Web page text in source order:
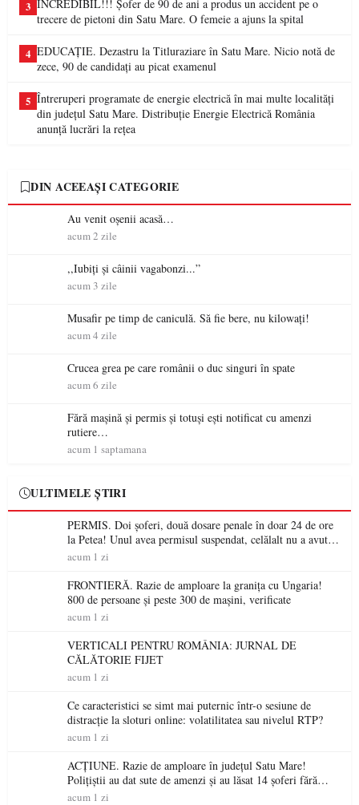
3 INCREDIBIL!!! Șofer de 90 de ani a produs un accident pe o
trecere de pietoni din Satu Mare. O femeie a ajuns la spital
4 EDUCAȚIE. Dezastru la Titluraziare în Satu Mare. Nicio notă de
zece, 90 de candidați au picat examenul
5 Întreruperi programate de energie electrică în mai multe localități
din județul Satu Mare. Distribuție Energie Electrică România
anunță lucrări la rețea
DIN ACEEAȘI CATEGORIE
Au venit oșenii acasă…
acum 2 zile
,,Iubiți și câinii vagabonzi...”
acum 3 zile
Musafir pe timp de caniculă. Să fie bere, nu kilowați!
acum 4 zile
Crucea grea pe care românii o duc singuri în spate
acum 6 zile
Fără mașină și permis și totuși ești notificat cu amenzi
rutiere…
acum 1 saptamana
ULTIMELE ȘTIRI
PERMIS. Doi șoferi, două dosare penale în doar 24 de ore
la Petea! Unul avea permisul suspendat, celălalt nu a avut
niciodată permis
acum 1 zi
FRONTIERĂ. Razie de amploare la granița cu Ungaria!
800 de persoane și peste 300 de mașini, verificate
acum 1 zi
VERTICALI PENTRU ROMÂNIA: JURNAL DE
CĂLĂTORIE FIJET
acum 1 zi
Ce caracteristici se simt mai puternic într-o sesiune de
distracție la sloturi online: volatilitatea sau nivelul RTP?
acum 1 zi
ACȚIUNE. Razie de amploare în județul Satu Mare!
Polițiștii au dat sute de amenzi și au lăsat 14 șoferi fără
permis într-o singură zi
acum 1 zi